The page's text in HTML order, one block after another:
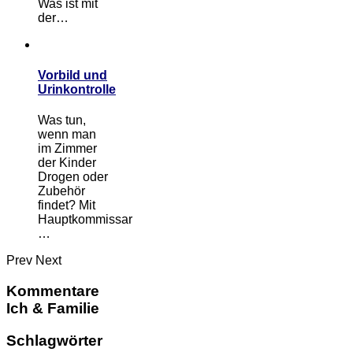
Was ist mit
der…
Vorbild und
Urinkontrolle
Was tun,
wenn man
im Zimmer
der Kinder
Drogen oder
Zubehör
findet? Mit
Hauptkommissar
…
Prev Next
Kommentare
Ich & Familie
Schlagwörter